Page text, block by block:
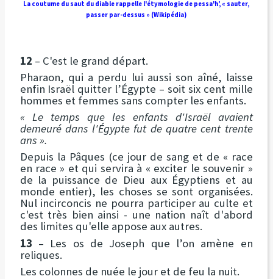
La coutume du saut du diable rappelle l'étymologie de pessa'h’, « sauter,
passer par-dessus » (Wikipédia)
12 – C'est le grand départ.
Pharaon, qui a perdu lui aussi son aîné, laisse
enfin Israël quitter l’Égypte – soit six cent mille
hommes et femmes sans compter les enfants.
« Le temps que les enfants d'Israël avaient
demeuré dans l'Égypte fut de quatre cent trente
ans ».
Depuis la Pâques (ce jour de sang et de « race
en race » et qui servira à « exciter le souvenir »
de la puissance de Dieu aux Égyptiens et au
monde entier), les choses se sont organisées.
Nul incirconcis ne pourra participer au culte et
c'est très bien ainsi - une nation naît d'abord
des limites qu'elle appose aux autres.
13 – Les os de Joseph que l’on amène en
reliques.
Les colonnes de nuée le jour et de feu la nuit.